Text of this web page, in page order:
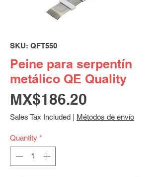
SKU: QFT550
Peine para serpentín
metálico QE Quality
MX$186.20
Sales Tax Included Métodos de envío
Quantity *